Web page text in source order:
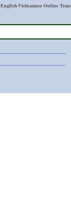
English-Vietnamese Online